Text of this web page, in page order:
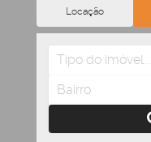
Locação
Tipo do imóvel...
Bairro